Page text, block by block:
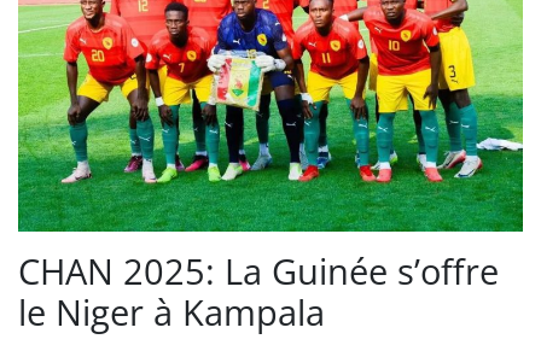
CHAN 2025: La Guinée s’offre
le Niger à Kampala